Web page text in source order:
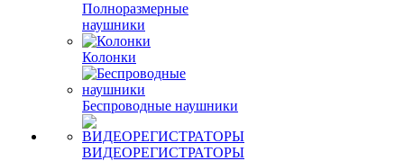
Полноразмерные
наушники
Колонки
Беспроводные наушники
ВИДЕОРЕГИСТРАТОРЫ